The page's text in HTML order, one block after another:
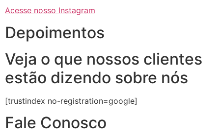
Acesse nosso Instagram
Depoimentos
Veja o que nossos clientes
estão dizendo sobre nós
[trustindex no-registration=google]
Fale Conosco